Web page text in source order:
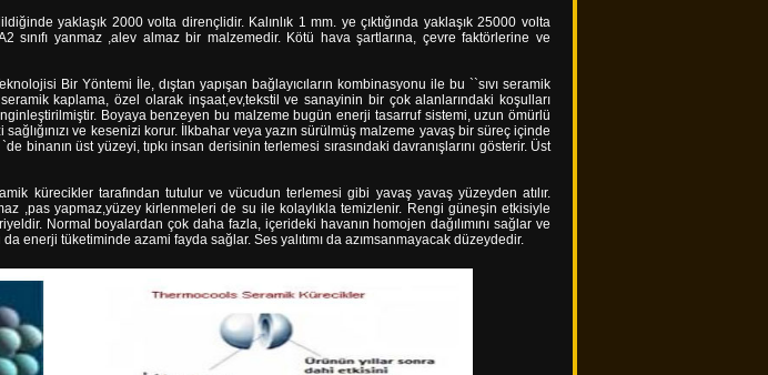
yaklaşık 2000 volta dirençlidir. Kalınlık 1 mm. ye çıktığında yaklaşık 25000 volta
sınıfı yanmaz ,alev almaz bir malzemedir. Kötü hava şartlarına, çevre faktörlerine ve
Bir Yöntemi İle, dıştan yapışan bağlayıcıların kombinasyonu ile bu ``sıvı seramik
kaplama, özel olarak inşaat,ev,tekstil ve sanayinin bir çok alanlarındaki koşulları
Boyaya benzeyen bu malzeme bugün enerji tasarruf sistemi, uzun ömürlü
ve kesenizi korur. İlkbahar veya yazın sürülmüş malzeme yavaş bir süreç içinde
binanın üst yüzeyi, tıpkı insan derisinin terlemesi sırasındaki davranışlarını gösterir. Üst
kürecikler tarafından tutulur ve vücudun terlemesi gibi yavaş yavaş yüzeyden atılır.
,pas yapmaz,yüzey kirlenmeleri de su ile kolaylıkla temizlenir. Rengi güneşin etkisiyle
Normal boyalardan çok daha fazla, içerideki havanın homojen dağılımını sağlar ve
enerji tüketiminde azami fayda sağlar. Ses yalıtımı da azımsanmayacak düzeydedir.